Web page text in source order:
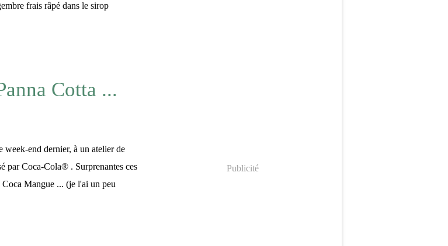
frais râpé dans le sirop
Cotta ...
week-end dernier, à un atelier de
par Coca-Cola® . Surprenantes ces
Coca Mangue ... (je l'ai un peu
Publicité